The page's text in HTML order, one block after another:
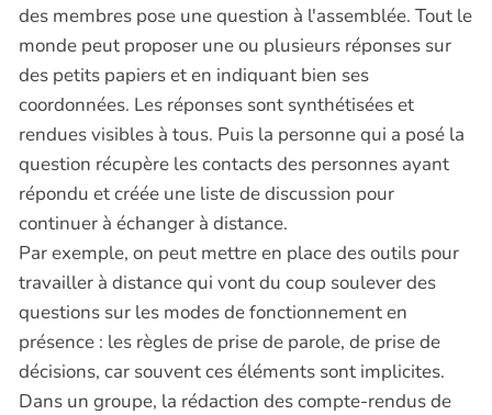
des membres pose une question à l'assemblée. Tout le
monde peut proposer une ou plusieurs réponses sur
des petits papiers et en indiquant bien ses
coordonnées. Les réponses sont synthétisées et
rendues visibles à tous. Puis la personne qui a posé la
question récupère les contacts des personnes ayant
répondu et créée une liste de discussion pour
continuer à échanger à distance.
Par exemple, on peut mettre en place des outils pour
travailler à distance qui vont du coup soulever des
questions sur les modes de fonctionnement en
présence : les règles de prise de parole, de prise de
décisions, car souvent ces éléments sont implicites.
Dans un groupe, la rédaction des compte-rendus de